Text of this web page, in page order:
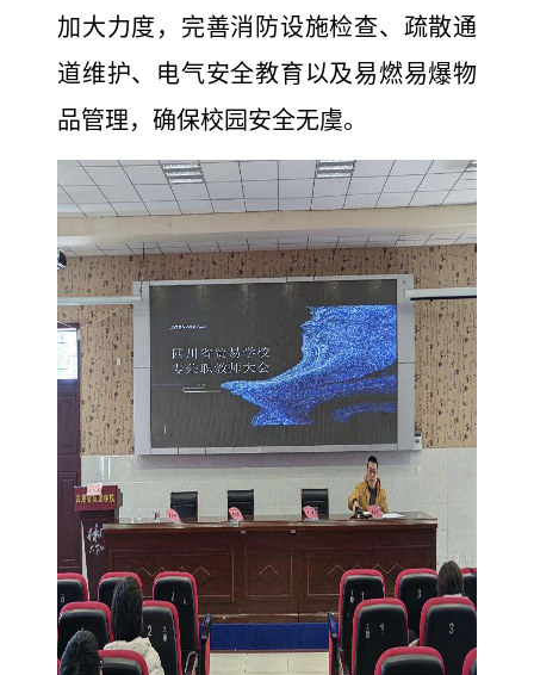
加大力度，完善消防设施检查、疏散通
道维护、电气安全教育以及易燃易爆物
品管理，确保校园安全无虞。